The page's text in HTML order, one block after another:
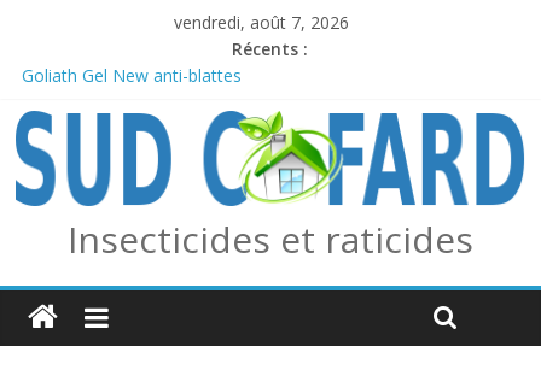
vendredi, août 7, 2026
Récents :
Goliath Gel New anti-blattes
Edialux / Absolut Professionnel
PERMAX 100 EC
REPELINE – Répulsif Moustiques, Tiques et Phlébotomes
OUTCAST ANTI FOURMIS
Insecticides et raticides